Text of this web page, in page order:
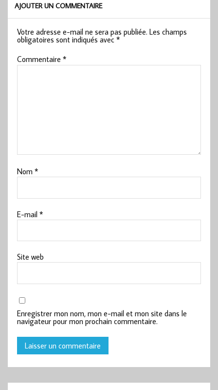
AJOUTER UN COMMENTAIRE
Votre adresse e-mail ne sera pas publiée. Les champs
obligatoires sont indiqués avec*
Commentaire*
Nom*
E-mail*
Site web
Enregistrer mon nom, mon e-mail et mon site dans le
navigateur pour mon prochain commentaire.